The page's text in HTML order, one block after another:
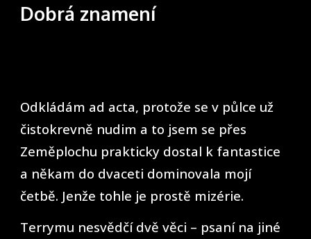
Dobrá znamení
Odkládám ad acta, protože se v půlce už
čistokrevně nudim a to jsem se přes
Zeměplochu prakticky dostal k fantastice
a někam do dvaceti dominovala mojí
četbě. Jenže tohle je prostě mizérie.
Terrymu nesvědčí dvě věci – psaní na jiné